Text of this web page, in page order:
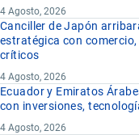
4 Agosto, 2026
Canciller de Japón
estratégica con
críticos
4 Agosto, 2026
Ecuador y Emiratos
con inversiones,
4 Agosto, 2026